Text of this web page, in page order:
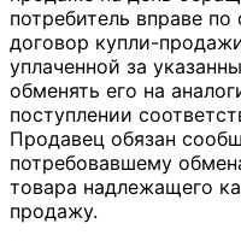
потребитель вправе
договор купли-
уплаченной за
обменять его на
поступлении
Продавец обязан
потребовавшему
товара надлежащего
продажу.